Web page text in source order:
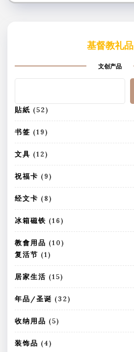
基督教礼品
文创产品
貼紙 525
2
个
产
品
书签 191
9
个
产
品
文具 121
2
个
产
品
祝福卡 99
个
产
品
经文卡 88
个
产
品
冰箱磁铁 161
6
个
教會用品 101
产
复活节 11
个
产
品
居家生活 151
5
个
产
年品/圣诞 323
2
产
收纳用品 55
个
装饰品 44